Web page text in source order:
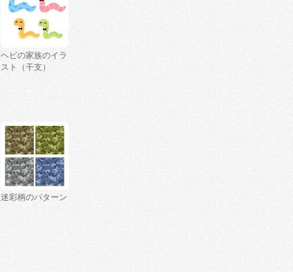
ヘビの家族のイラ
スト（干支）
迷彩柄のパターン